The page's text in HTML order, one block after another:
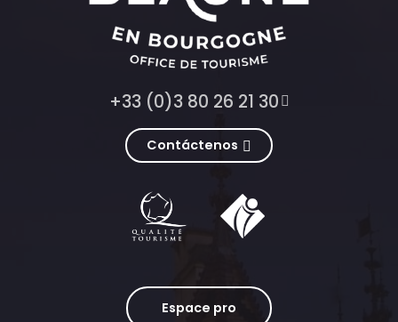
+33 (0)3 80 26 21 30
Contáctenos
Espace pro